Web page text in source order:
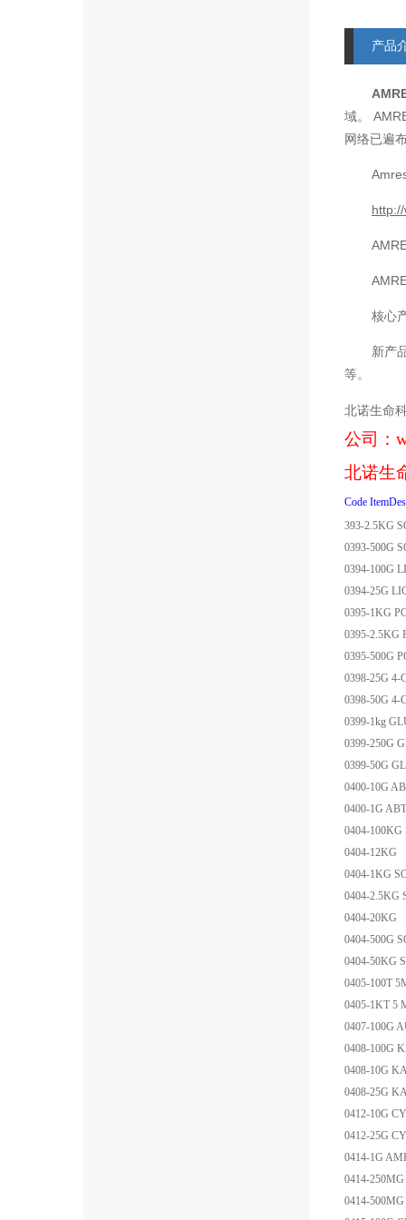
产品
域。
网络已遍
核心
新产
等。
北诺生命
公司：
北诺生
Code
393-2.5KG
0393-500G
0394-100G
0394-25G
0395-1KG
0395-2.5KG
0395-500G
0398-25G 4-
0398-50G 4-
0399-1kg
0399-250G
0399-50G
0400-10G
0400-1G
0404-100KG
0404-
0404-1KG
0404-2.5KG
0404-
0404-500G
0404-50KG
0405-100T
0405-1KT 5
0407-100G
0408-100G
0408-10G
0408-25G
0412-10G
0412-25G
0414-1G
0414-250MG
0414-500MG